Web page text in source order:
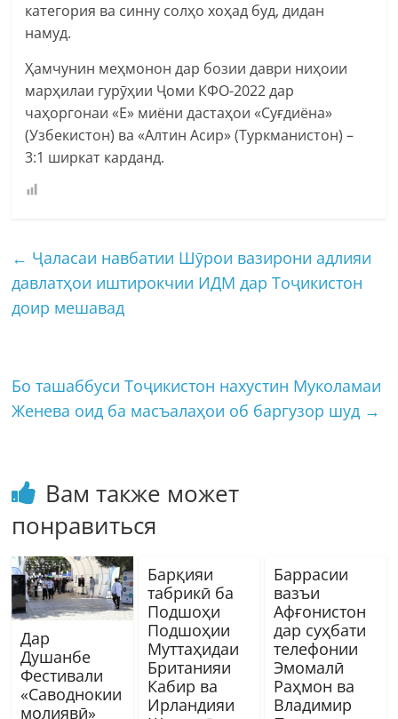
категория ва синну солҳо хоҳад буд, дидан
намуд.
Ҳамчунин меҳмонон дар бозии даври ниҳоии
марҳилаи гурӯҳии Ҷоми КФО-2022 дар
чаҳоргонаи «Е» миёни дастаҳои «Суғдиёна»
(Узбекистон) ва «Алтин Асир» (Туркманистон) –
3:1 ширкат карданд.
← Ҷаласаи навбатии Шӯрои вазирони адлияи
давлатҳои иштирокчии ИДМ дар Тоҷикистон
доир мешавад
Бо ташаббуси Тоҷикистон нахустин Муколамаи
Женева оид ба масъалаҳои об баргузор шуд →
Вам также может
понравиться
Дар
Душанбе
Фестивали
«Саводнокии
молиявӣ»
Барқияи
табрикӣ ба
Подшоҳи
Подшоҳии
Муттаҳидаи
Британияи
Кабир ва
Ирландияи
Баррасии
вазъи
Афғонистон
дар суҳбати
телефонии
Эмомалӣ
Раҳмон ва
Владимир